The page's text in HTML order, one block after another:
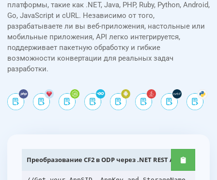
платформы, такие как .NET, Java, PHP, Ruby, Python, Android,
Go, JavaScript и cURL. Независимо от того,
разрабатываете ли вы веб-приложения, настольные или
мобильные приложения, API легко интегрируется,
поддерживает пакетную обработку и гибкие
возможности конвертации для реальных задач
разработки.
Преобразование CF2 в ODP через .NET REST API